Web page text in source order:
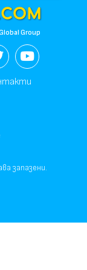
Group
запазени.